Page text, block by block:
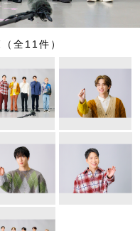
全11件）